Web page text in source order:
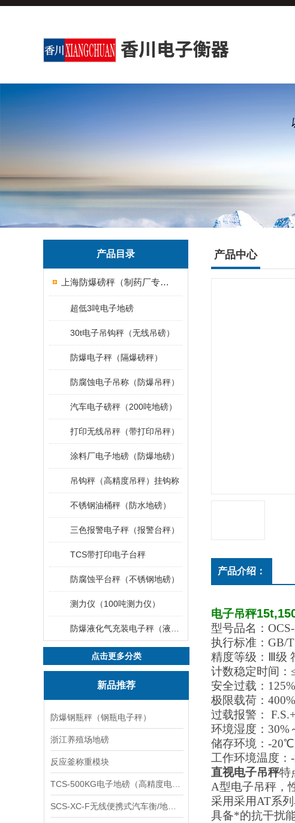
产品目录
上海防爆磅秤（制药厂专用）
超低3吨电子地磅
30t电子吊钩秤（无线吊磅）
防爆电子秤（隔爆磅秤）
防腐蚀电子吊称（防爆吊秤）
汽车电子磅秤（200吨地磅）
打印无线吊秤（带打印吊秤）
涂料厂电子地磅（防爆地磅）
吊钩秤（高精度吊秤）挂钩称
不锈钢油桶秤（防水地磅）
三色报警电子秤（报警台秤）
TCS带打印电子台秤
防腐蚀平台秤（不锈钢地磅）
测力仪（100吨测力仪）
点击更多分类
新品推荐
防爆钢瓶秤（钢瓶电子秤）
浙江养殖场地磅
反应釜称重模块
产品中心
产品介绍：
电子吊秤
型号品名：
执行标准：GB/T
精度等级：Ⅲ级
计数稳定时间：
安全过载：
极限载荷：
过载报警：
环境湿度：30%
储存环境：-
工作环境温度
直视电子吊秤特
A型电子吊秤，
采用采用AT系
具备*的抗干扰